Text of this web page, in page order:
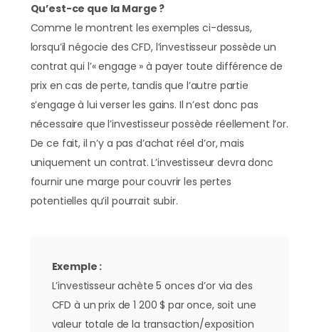
Qu’est-ce que la Marge ?
Comme le montrent les exemples ci-dessus,
lorsqu’il négocie des CFD, l’investisseur possède un
contrat qui l’« engage » à payer toute différence de
prix en cas de perte, tandis que l’autre partie
s’engage à lui verser les gains. Il n’est donc pas
nécessaire que l’investisseur possède réellement l’or.
De ce fait, il n’y a pas d’achat réel d’or, mais
uniquement un contrat. L’investisseur devra donc
fournir une marge pour couvrir les pertes
potentielles qu’il pourrait subir.
Exemple :
L’investisseur achète 5 onces d’or via des
CFD à un prix de 1 200 $ par once, soit une
valeur totale de la transaction/exposition